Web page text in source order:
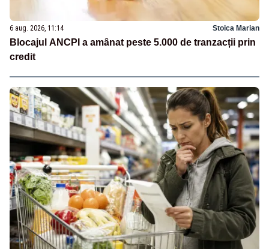
6 aug. 2026, 11:14 Stoica Marian
Blocajul ANCPI a amânat peste 5.000 de tranzacții prin
credit